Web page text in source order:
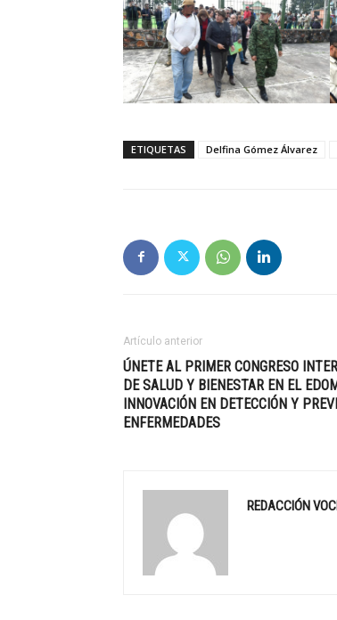
ETIQUETAS Delfina Gómez Álvarez
Artículo anterior
ÚNETE AL PRIMER CONGRESO
DE SALUD Y BIENESTAR EN EL
INNOVACIÓN EN DETECCIÓN Y
ENFERMEDADES
REDACCIÓN